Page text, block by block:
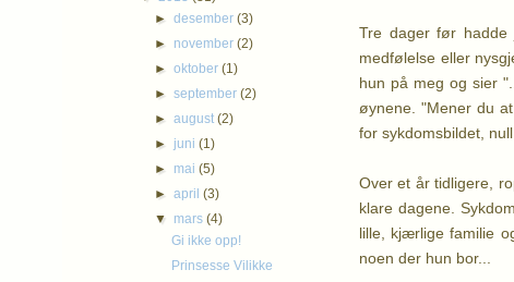
Tre dager før hadde
medfølelse eller
hun på meg og sier
øynene. "Mener du
for sykdomsbildet,
Over et år tidligere,
klare dagene.
lille, kjærlige familie
noen der hun bor...
►desember(3)
► november(2)
►oktober(1)
►september(2)
►august(2)
► juni(1)
► mai(5)
►april(3)
▼ mars(4)
Gi ikke opp!
Prinsesse Vilikke